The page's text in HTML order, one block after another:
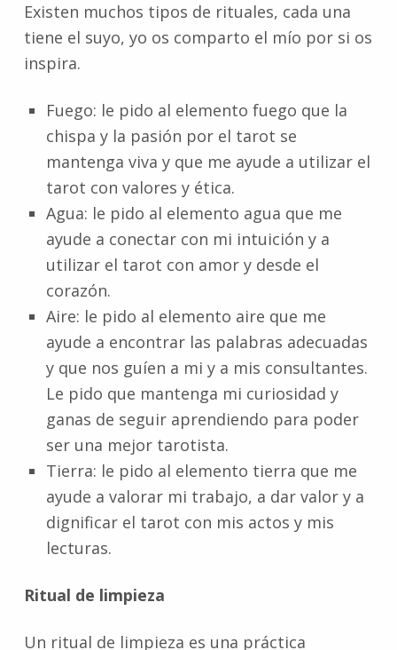
Existen muchos tipos de rituales, cada una
tiene el suyo, yo os comparto el mío por si os
inspira.
Fuego: le pido al elemento fuego que la
chispa y la pasión por el tarot se
mantenga viva y que me ayude a utilizar el
tarot con valores y ética.
Agua: le pido al elemento agua que me
ayude a conectar con mi intuición y a
utilizar el tarot con amor y desde el
corazón.
Aire: le pido al elemento aire que me
ayude a encontrar las palabras adecuadas
y que nos guíen a mi y a mis consultantes.
Le pido que mantenga mi curiosidad y
ganas de seguir aprendiendo para poder
ser una mejor tarotista.
Tierra: le pido al elemento tierra que me
ayude a valorar mi trabajo, a dar valor y a
dignificar el tarot con mis actos y mis
lecturas.
Ritual de limpieza
Un ritual de limpieza es una práctica